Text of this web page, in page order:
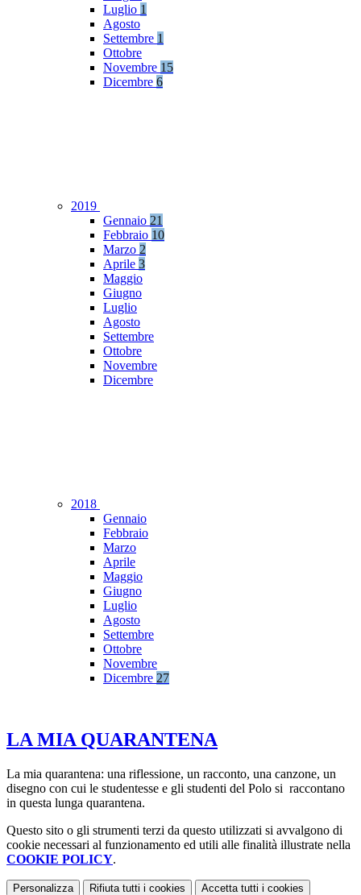
Luglio 1
Agosto
Settembre 1
Ottobre
Novembre 15
Dicembre 6
2019
Gennaio 21
Febbraio 10
Marzo 2
Aprile 3
Maggio
Giugno
Luglio
Agosto
Settembre
Ottobre
Novembre
Dicembre
2018
Gennaio
Febbraio
Marzo
Aprile
Maggio
Giugno
Luglio
Agosto
Settembre
Ottobre
Novembre
Dicembre 27
LA MIA QUARANTENA
La mia quarantena: una riflessione, un racconto, una canzone, un
disegno con cui le studentesse e gli studenti del Polo si raccontano
in questa lunga quarantena.
Questo sito o gli strumenti terzi da questo utilizzati si avvalgono di
cookie necessari al funzionamento ed utili alle finalità illustrate nella
COOKIE POLICY.
Personalizza Rifiuta tutti i cookies Accetta tutti i cookies